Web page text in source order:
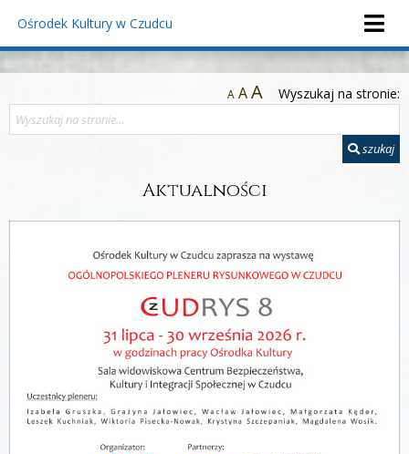
Ośrodek Kultury w Czudcu
A AA Wyszukaj na stronie:
szukaj
Aktualności